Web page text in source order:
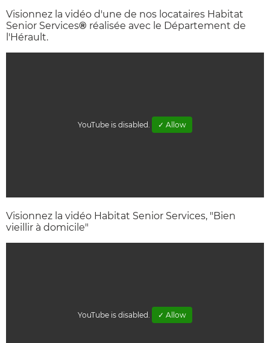
Visionnez la vidéo d'une de nos locataires Habitat
Senior Services® réalisée avec le Département de
l'Hérault.
YouTube is disabled. ✓ Allow
Visionnez la vidéo Habitat Senior Services, "Bien
vieillir à domicile"
YouTube is disabled. ✓ Allow